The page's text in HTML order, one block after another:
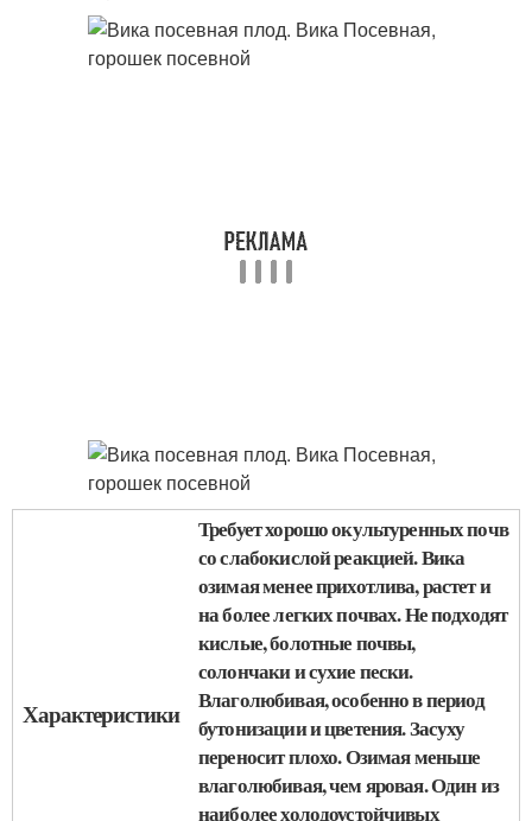
Характеристики
Требует хорошо окультуренных почв
со слабокислой реакцией. Вика
озимая менее прихотлива, растет и
на более легких почвах. Не подходят
кислые, болотные почвы,
солончаки и сухие пески.
Влаголюбивая, особенно в период
бутонизации и цветения. Засуху
переносит плохо. Озимая меньше
влаголюбивая, чем яровая. Один из
наиболее холодоустойчивых